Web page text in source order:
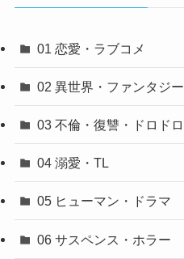
01 恋愛・ラブコメ
02 異世界・ファンタジー
03 不倫・復讐・ドロドロ
04 溺愛・TL
05 ヒューマン・ドラマ
06 サスペンス・ホラー